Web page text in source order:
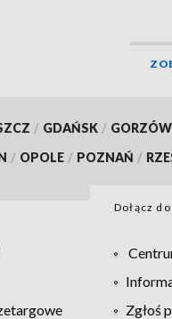
/ GDAŃSK /
/ OPOLE / POZNAŃ /
Dołącz
Zgłoś